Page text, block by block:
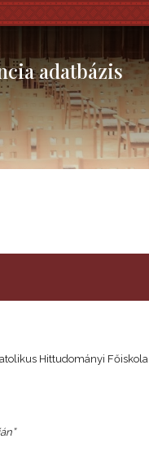
adatbázis
Hittudományi Főiskola